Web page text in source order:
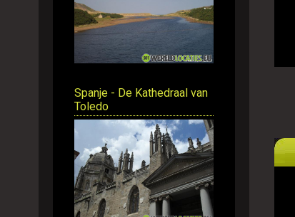
Spanje - De Kathedraal van
Toledo